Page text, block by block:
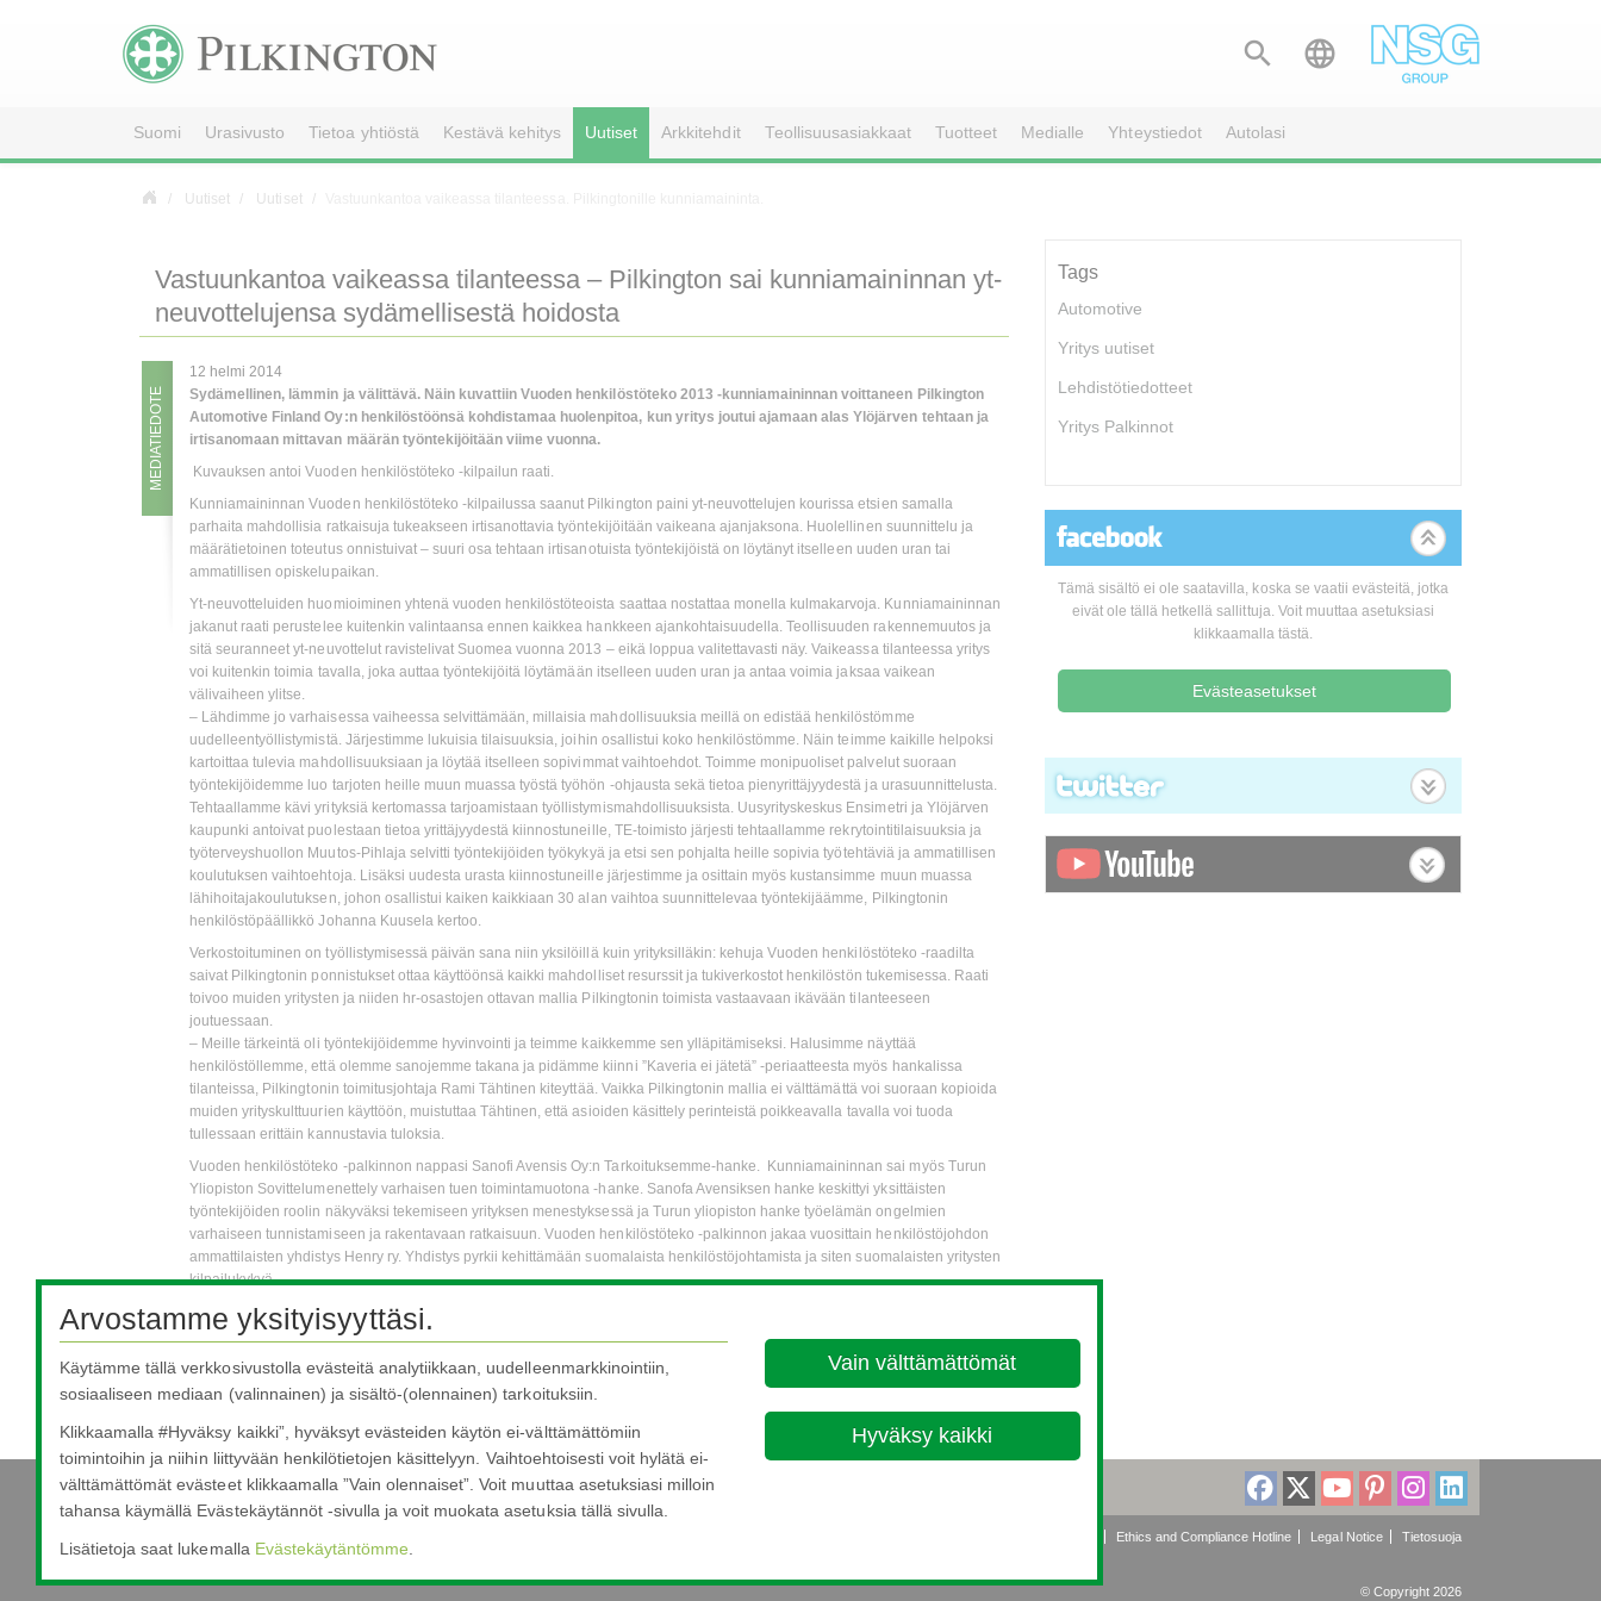
 
Suomi Urasivusto Tietoa yhtiöstä Kestävä kehitys Uutiset Arkkitehdit Teollisuusasiakkaat Tuotteet Medialle Yhteystiedot Autolasi
Uutiset Uutiset
Vastuunkantoa vaikeassa tilanteessa – Pilkington sai kunniamaininnan yt-
neuvottelujensa sydämellisestä hoidosta
MEDIATIEDOTE
12 helmi 2014
Sydämellinen, lämmin ja välittävä. Näin kuvattiin Vuoden henkilöstöteko 2013 -kunniamaininnan voittaneen Pilkington
Automotive Finland Oy:n henkilöstöönsä kohdistamaa huolenpitoa, kun yritys joutui ajamaan alas Ylöjärven tehtaan ja
irtisanomaan mittavan määrän työntekijöitään viime vuonna.
Kuvauksen antoi Vuoden henkilöstöteko -kilpailun raati.
Kunniamaininnan Vuoden henkilöstöteko -kilpailussa saanut Pilkington paini yt-neuvottelujen kourissa etsien samalla
parhaita mahdollisia ratkaisuja tukeakseen irtisanottavia työntekijöitään vaikeana ajanjaksona. Huolellinen suunnittelu ja
määrätietoinen toteutus onnistuivat – suuri osa tehtaan irtisanotuista työntekijöistä on löytänyt itselleen uuden uran tai
ammatillisen opiskelupaikan.
Yt-neuvotteluiden huomioiminen yhtenä vuoden henkilöstöteoista saattaa nostattaa monella kulmakarvoja. Kunniamaininnan
jakanut raati perustelee kuitenkin valintaansa ennen kaikkea hankkeen ajankohtaisuudella. Teollisuuden rakennemuutos ja
sitä seuranneet yt-neuvottelut ravistelivat Suomea vuonna 2013 – eikä loppua valitettavasti näy. Vaikeassa tilanteessa yritys
voi kuitenkin toimia tavalla, joka auttaa työntekijöitä löytämään itselleen uuden uran ja antaa voimia jaksaa vaikean
välivaiheen ylitse.
– Lähdimme jo varhaisessa vaiheessa selvittämään, millaisia mahdollisuuksia meillä on edistää henkilöstömme
uudelleentyöllistymistä. Järjestimme lukuisia tilaisuuksia, joihin osallistui koko henkilöstömme. Näin teimme kaikille helpoksi
kartoittaa tulevia mahdollisuuksiaan ja löytää itselleen sopivimmat vaihtoehdot. Toimme monipuoliset palvelut suoraan
työntekijöidemme luo tarjoten heille muun muassa työstä työhön -ohjausta sekä tietoa pienyrittäjyydestä ja urasuunnittelusta.
Tehtaallamme kävi yrityksiä kertomassa tarjoamistaan työllistymismahdollisuuksista. Uusyrityskeskus Ensimetri ja Ylöjärven
kaupunki antoivat puolestaan tietoa yrittäjyydestä kiinnostuneille, TE-toimisto järjesti tehtaallamme rekrytointitilaisuuksia ja
työterveyshuollon Muutos-Pihlaja selvitti työntekijöiden työkykyä ja etsi sen pohjalta heille sopivia työtehtäviä ja ammatillisen
koulutuksen vaihtoehtoja. Lisäksi uudesta urasta kiinnostuneille järjestimme ja osittain myös kustansimme muun muassa
lähihoitajakoulutuksen, johon osallistui kaiken kaikkiaan 30 alan vaihtoa suunnittelevaa työntekijäämme, Pilkingtonin
henkilöstöpäällikkö Johanna Kuusela kertoo.
Verkostoituminen on työllistymisessä päivän sana niin yksilöillä kuin yrityksilläkin: kehuja Vuoden henkilöstöteko -raadilta
saivat Pilkingtonin ponnistukset ottaa käyttöönsä kaikki mahdolliset resurssit ja tukiverkostot henkilöstön tukemisessa. Raati
toivoo muiden yritysten ja niiden hr-osastojen ottavan mallia Pilkingtonin toimista vastaavaan ikävään tilanteeseen
joutuessaan.
– Meille tärkeintä oli työntekijöidemme hyvinvointi ja teimme kaikkemme sen ylläpitämiseksi. Halusimme näyttää
henkilöstöllemme, että olemme sanojemme takana ja pidämme kiinni ”Kaveria ei jätetä” -periaatteesta myös hankalissa
tilanteissa, Pilkingtonin toimitusjohtaja Rami Tähtinen kiteyttää. Vaikka Pilkingtonin mallia ei välttämättä voi suoraan kopioida
muiden yrityskulttuurien käyttöön, muistuttaa Tähtinen, että asioiden käsittely perinteistä poikkeavalla tavalla voi tuoda
tullessaan erittäin kannustavia tuloksia.
Vuoden henkilöstöteko -palkinnon nappasi Sanofi Avensis Oy:n Tarkoituksemme-hanke. Kunniamaininnan sai myös Turun
Yliopiston Sovittelumenettely varhaisen tuen toimintamuotona -hanke. Sanofa Avensiksen hanke keskittyi yksittäisten
työntekijöiden roolin näkyväksi tekemiseen yrityksen menestyksessä ja Turun yliopiston hanke työelämän ongelmien
varhaiseen tunnistamiseen ja rakentavaan ratkaisuun. Vuoden henkilöstöteko -palkinnon jakaa vuosittain henkilöstöjohdon
ammattilaisten yhdistys Henry ry. Yhdistys pyrkii kehittämään suomalaista henkilöstöjohtamista ja siten suomalaisten yritysten
kilpailukykyä.
Lisätietoja:
Toimitusjohtaja Rami Tähtinen
Pilkington Automotive Finland Oy
Tags
Automotive
Yritys uutiset
Lehdistötiedotteet
Yritys Palkinnot
Tämä sisältö ei ole saatavilla, koska se vaatii evästeitä, jotka
eivät ole tällä hetkellä sallittuja. Voit muuttaa asetuksiasi
klikkaamalla tästä.
Evästeasetukset
Head Office - 3-5-27 Mita Minato-ku Tokyo
Ethics and Compliance Hotline Legal Notice Tietosuoja
© Copyright 2026
Arvostamme yksityisyyttäsi.
Käytämme tällä verkkosivustolla evästeitä analytiikkaan, uudelleenmarkkinointiin,
sosiaaliseen mediaan (valinnainen) ja sisältö-(olennainen) tarkoituksiin.
Klikkaamalla #Hyväksy kaikki”, hyväksyt evästeiden käytön ei-välttämättömiin
toimintoihin ja niihin liittyvään henkilötietojen käsittelyyn. Vaihtoehtoisesti voit hylätä ei-
välttämättömät evästeet klikkaamalla ”Vain olennaiset”. Voit muuttaa asetuksiasi milloin
tahansa käymällä Evästekäytännöt -sivulla ja voit muokata asetuksia tällä sivulla.
Lisätietoja saat lukemalla Evästekäytäntömme
Vain välttämättömät
Hyväksy kaikki